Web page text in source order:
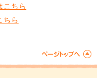
こちら
ちら